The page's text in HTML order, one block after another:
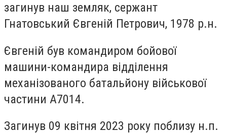
загинув наш земляк, сержант
Гнатовський Євгеній Петрович, 1978 р.н.
Євгеній був командиром бойової
машини-командира відділення
механізованого батальйону військової
частини А7014.
Загинув 09 квітня 2023 року поблизу н.п.